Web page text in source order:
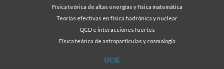
Física teórica de altas energías y física matemática
Teorías efectivas en física hadrónica y nuclear
QCD e interacciones fuertes
Física teórica de astropartículas y cosmología
UCIE